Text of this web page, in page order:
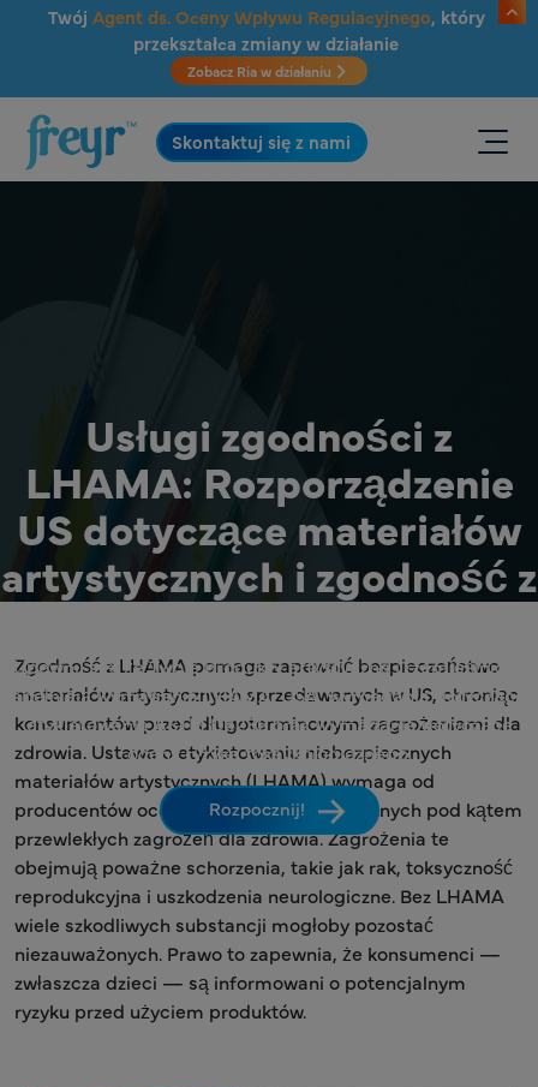
Przejdź do głównej treści
Twój Agent ds. Oceny Wpływu Regulacyjnego, który
przekształca zmiany w działanie
Zobacz Ria w działaniu
.
Skontaktuj się z nami
Usługi zgodności z
LHAMA: Rozporządzenie
US dotyczące materiałów
artystycznych i zgodność z
ASTM D-4236
Upewnij się, że Twoje produkty artystyczne i rzemieślnicze
spełniają wymagania LHAMA, USA, wymagania dotyczące
etykietowania ASTM D4236 oraz wymagania dotyczące
oceny ryzyka toksykologicznego.
Rozpocznij!
Zgodność z LHAMA pomaga zapewnić bezpieczeństwo
materiałów artystycznych sprzedawanych w US, chroniąc
konsumentów przed długoterminowymi zagrożeniami dla
zdrowia. Ustawa o etykietowaniu niebezpiecznych
materiałów artystycznych (LHAMA) wymaga od
producentów oceny materiałów artystycznych pod kątem
przewlekłych zagrożeń dla zdrowia. Zagrożenia te
obejmują poważne schorzenia, takie jak rak, toksyczność
reprodukcyjna i uszkodzenia neurologiczne. Bez LHAMA
wiele szkodliwych substancji mogłoby pozostać
niezauważonych. Prawo to zapewnia, że konsumenci —
zwłaszcza dzieci — są informowani o potencjalnym
ryzyku przed użyciem produktów.